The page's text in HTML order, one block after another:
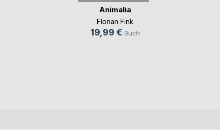
Animalia
Florian Fink
19,99 € Buch